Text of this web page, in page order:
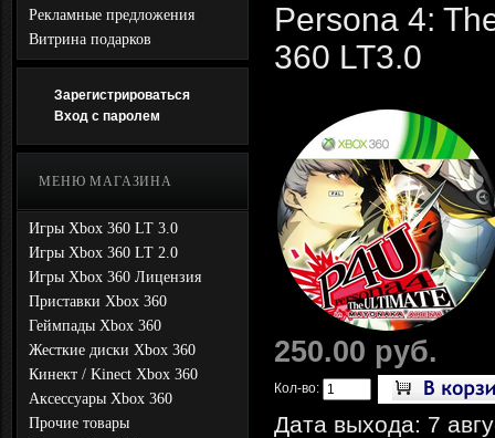
Рекламные предложения
Витрина подарков
Зарегистрироваться
Вход с паролем
МЕНЮ МАГАЗИНА
Игры Xbox 360 LT 3.0
Игры Xbox 360 LT 2.0
Игры Xbox 360 Лицензия
Приставки Xbox 360
Геймпады Xbox 360
Жесткие диски Xbox 360
Кинект / Kinect Xbox 360
Аксессуары Xbox 360
Прочие товары
Persona 4:
360 LT3.0
250.00 руб.
Кол-во:
Дата выхода: 7